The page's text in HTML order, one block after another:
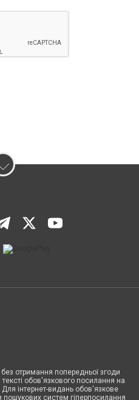
отримання попередньої згоди
обов'язкового посилання на
інтернет-видань обов'язкове
пошукових систем гіперпосилання